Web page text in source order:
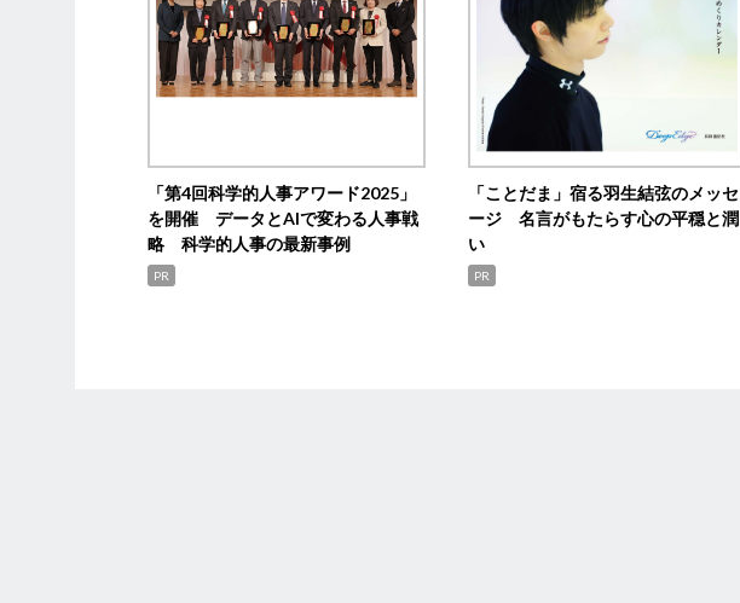
「第4回科学的人事アワード2025」
を開催 データとAIで変わる人事戦
略 科学的人事の最新事例
PR
「ことだま」宿る羽生結弦のメッセ
ージ 名言がもたらす心の平穏と潤
い
PR